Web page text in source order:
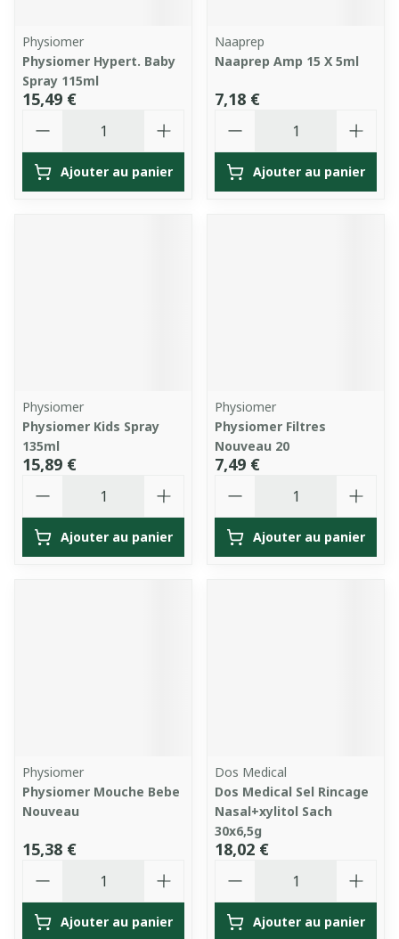
Physiomer
Physiomer Hypert. Baby
Spray 115ml
15,49 €
Ajouter au panier
Naaprep
Naaprep Amp 15 X 5ml
7,18 €
Ajouter au panier
Physiomer
Physiomer Kids Spray
135ml
15,89 €
Ajouter au panier
Physiomer
Physiomer Filtres
Nouveau 20
7,49 €
Ajouter au panier
Physiomer
Physiomer Mouche Bebe
Nouveau
15,38 €
Ajouter au panier
Dos Medical
Dos Medical Sel Rincage
Nasal+xylitol Sach
30x6,5g
18,02 €
Ajouter au panier